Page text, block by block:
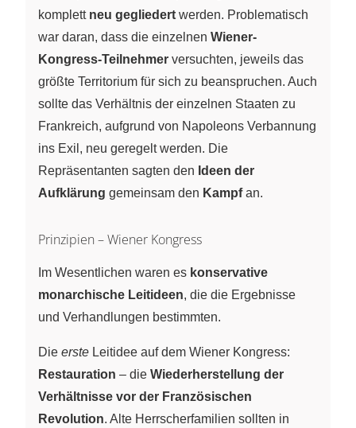
komplett neu gegliedert werden. Problematisch
war daran, dass die einzelnen Wiener-
Kongress-Teilnehmer versuchten, jeweils das
größte Territorium für sich zu beanspruchen. Auch
sollte das Verhältnis der einzelnen Staaten zu
Frankreich, aufgrund von Napoleons Verbannung
ins Exil, neu geregelt werden. Die
Repräsentanten sagten den Ideen der
Aufklärung gemeinsam den Kampfan.
Prinzipien – Wiener Kongress
Im Wesentlichen waren es konservative
monarchische Leitideen, die die Ergebnisse
und Verhandlungen bestimmten.
Die erste Leitidee auf dem Wiener Kongress:
Restauration – die Wiederherstellung der
Verhältnisse vor der Französischen
Revolution. Alte Herrscherfamilien sollten in